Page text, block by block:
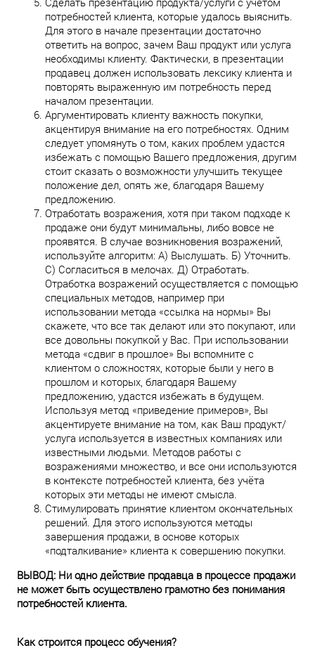
потребностей клиента, которые удалось выяснить.
Для этого в начале презентации достаточно
ответить на вопрос, зачем Ваш продукт или услуга
необходимы клиенту. Фактически, в презентации
продавец должен использовать лексику клиента и
повторять выраженную им потребность перед
началом презентации.
Аргументировать клиенту важность покупки,
акцентируя внимание на его потребностях. Одним
следует упомянуть о том, каких проблем удастся
избежать с помощью Вашего предложения, другим
стоит сказать о возможности улучшить текущее
положение дел, опять же, благодаря Вашему
предложению.
Отработать возражения, хотя при таком подходе к
продаже они будут минимальны, либо вовсе не
проявятся. В случае возникновения возражений,
используйте алгоритм: А) Выслушать. Б) Уточнить.
С) Согласиться в мелочах. Д) Отработать.
Отработка возражений осуществляется с помощью
специальных методов, например при
использовании метода «ссылка на нормы» Вы
скажете, что все так делают или это покупают, или
все довольны покупкой у Вас. При использовании
метода «сдвиг в прошлое» Вы вспомните с
клиентом о сложностях, которые были у него в
прошлом и которых, благодаря Вашему
предложению, удастся избежать в будущем.
Используя метод «приведение примеров», Вы
акцентируете внимание на том, как Ваш продукт/
услуга используется в известных компаниях или
известными людьми. Методов работы с
возражениями множество, и все они используются
в контексте потребностей клиента, без учёта
которых эти методы не имеют смысла.
Стимулировать принятие клиентом окончательных
решений. Для этого используются методы
завершения продажи, в основе которых
«подталкивание» клиента к совершению покупки.
ВЫВОД: Ни одно действие продавца в процессе продажи
не может быть осуществлено грамотно без понимания
потребностей клиента.
Как строится процесс обучения?